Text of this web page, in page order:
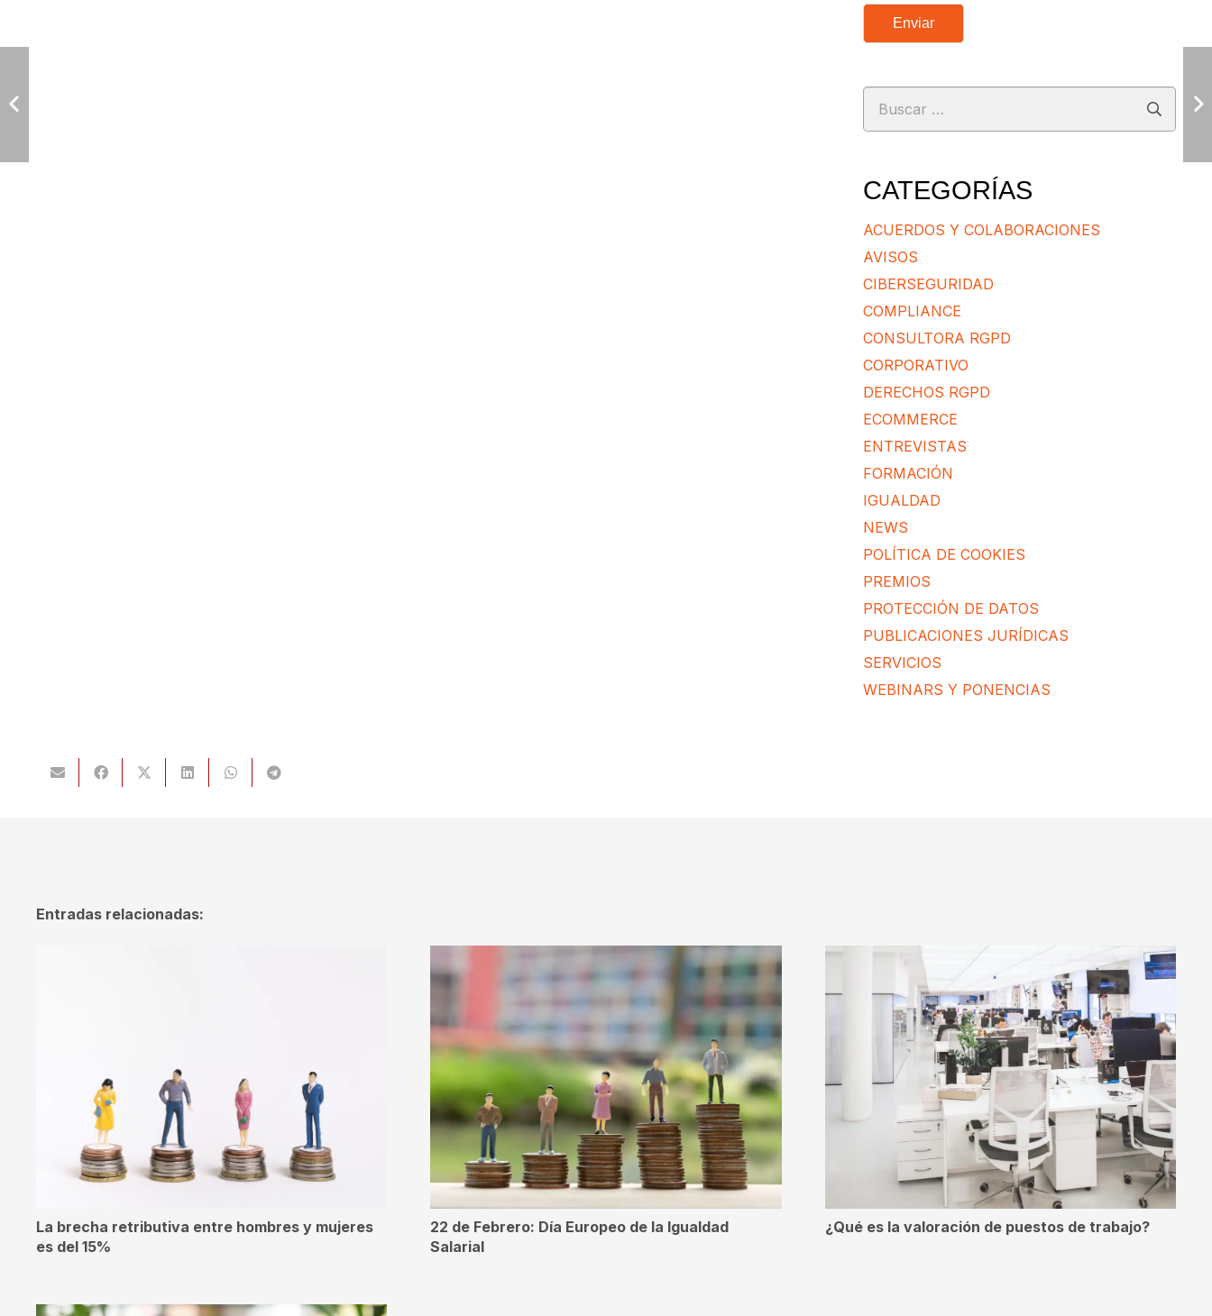
Enviar
Buscar:
CATEGORÍAS
ACUERDOS Y COLABORACIONES
AVISOS
CIBERSEGURIDAD
COMPLIANCE
CONSULTORA RGPD
CORPORATIVO
DERECHOS RGPD
ECOMMERCE
ENTREVISTAS
FORMACIÓN
IGUALDAD
NEWS
POLÍTICA DE COOKIES
PREMIOS
PROTECCIÓN DE DATOS
PUBLICACIONES JURÍDICAS
SERVICIOS
WEBINARS Y PONENCIAS
Entradas relacionadas:
La brecha retributiva entre hombres y mujeres
es del 15%
22 de Febrero: Día Europeo de la Igualdad
Salarial
¿Qué es la valoración de puestos de trabajo?